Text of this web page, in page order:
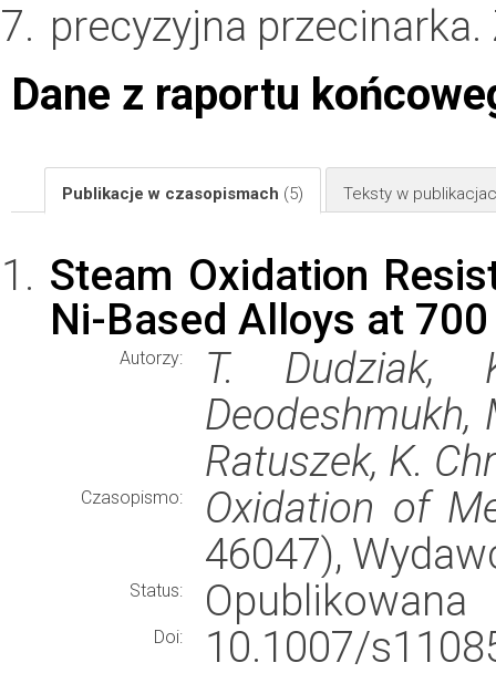
precyzyjna
Dane z raportu
Publikacje w czasopismach (5) Teksty w
Steam Oxidation
Ni-Based Alloys at
Autorzy:
T. Dudziak,
Deodeshmukh,
Ratuszek, K.
Czasopismo:
Oxidation of
46047),
Status: Opublikowana
Doi:
10.1007/